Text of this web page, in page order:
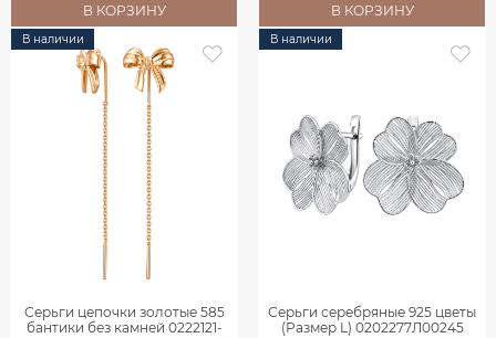
В КОРЗИНУ В КОРЗИНУ
В наличии
Серьги цепочки золотые 585
бантики без камней 0222121-
В наличии
Серьги серебряные 925 цветы
(Размер L) 0202277Л00245